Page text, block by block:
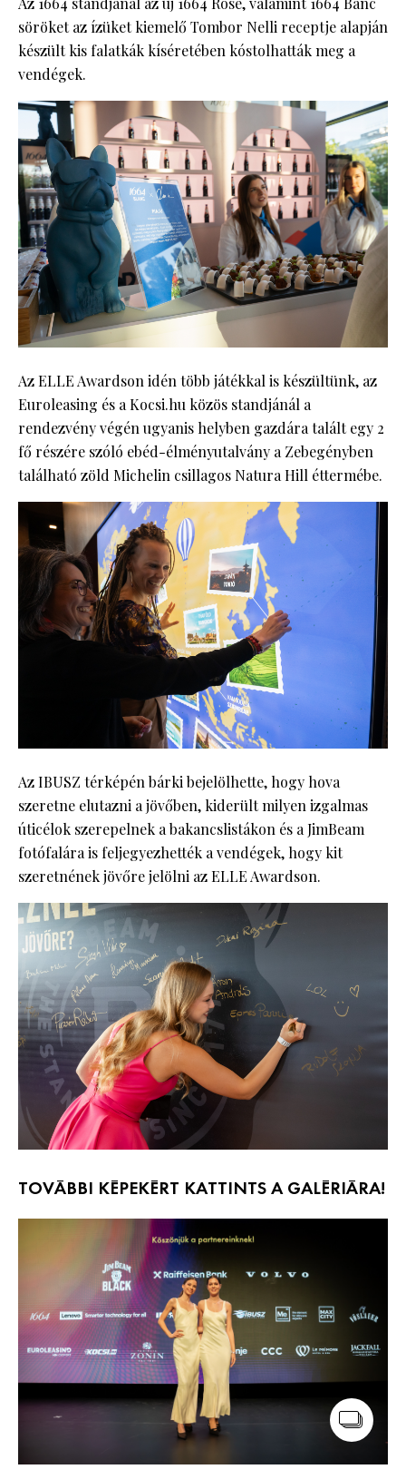
söröket az ízüket kiemelő Tombor Nelli receptje alapján
készült kis falatkák kíséretében kóstolhatták meg a
vendégek.
Az ELLE Awardson idén több játékkal is készültünk, az
Euroleasing és a Kocsi.hu közös standjánál a
rendezvény végén ugyanis helyben gazdára talált egy 2
fő részére szóló ebéd-élményutalvány a Zebegényben
található zöld Michelin csillagos Natura Hill éttermébe.
Az IBUSZ térképén bárki bejelölhette, hogy hova
szeretne elutazni a jövőben, kiderült milyen izgalmas
úticélok szerepelnek a bakancslistákon és a JimBeam
fotófalára is feljegyezhették a vendégek, hogy kit
szeretnének jövőre jelölni az ELLE Awardson.
TOVÁBBI KÉPEKÉRT KATTINTS A GALÉRIÁRA!